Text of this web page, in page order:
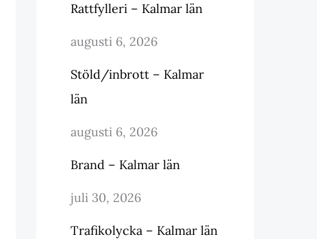
Rattfylleri – Kalmar län
augusti 6, 2026
Stöld/inbrott – Kalmar
län
augusti 6, 2026
Brand – Kalmar län
juli 30, 2026
Trafikolycka – Kalmar län